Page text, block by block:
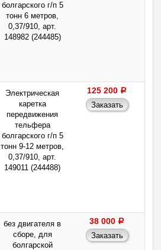
болгарского г/п 5
тонн 6 метров,
0,37/910, арт.
148982 (244485)
Электрическая
каретка
передвижения
тельфера
болгарского г/п 5
тонн 9-12 метров,
0,37/910, арт.
149011 (244488)
125 200 a
без двигателя в
сборе, для
болгарской
38 000 a